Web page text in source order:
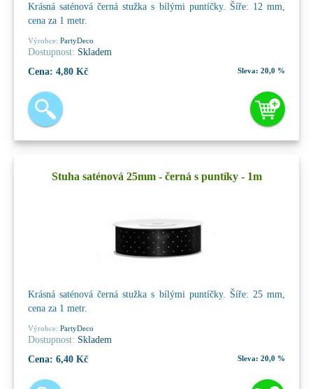
Krásná saténová černá stužka s bílými puntíčky. Šíře: 12 mm,
cena za 1 metr.
Výrobce: PartyDeco
Dostupnost: Skladem
Cena: 4,80 Kč Sleva: 20,0 %
Stuha saténová 25mm - černá s puntíky - 1m
Krásná saténová černá stužka s bílými puntíčky. Šíře: 25 mm,
cena za 1 metr.
Výrobce: PartyDeco
Dostupnost: Skladem
Cena: 6,40 Kč Sleva: 20,0 %